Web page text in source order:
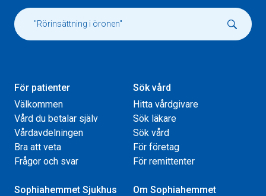
För patienter
Välkommen
Vård du betalar själv
Vårdavdelningen
Bra att veta
Frågor och svar
Sök vård
Hitta vårdgivare
Sök läkare
Sök vård
För företag
För remittenter
Sophiahemmet Sjukhus
Om Sophiahemmet